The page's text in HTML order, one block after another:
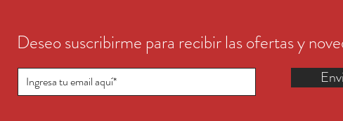
Deseo suscribirme para recibir las ofertas y